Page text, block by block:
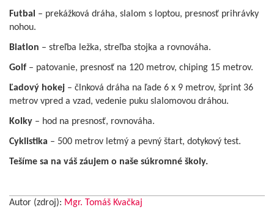
Futbal – prekážková dráha, slalom s loptou, presnosť prihrávky
nohou.
Biatlon – streľba ležka, streľba stojka a rovnováha.
Golf – patovanie, presnosť na 120 metrov, chiping 15 metrov.
Ľadový hokej – člnková dráha na ľade 6 x 9 metrov, šprint 36
metrov vpred a vzad, vedenie puku slalomovou dráhou.
Kolky – hod na presnosť, rovnováha.
Cyklistika – 500 metrov letmý a pevný štart, dotykový test.
Tešíme sa na váš záujem o naše súkromné školy.
Autor (zdroj): Mgr. Tomáš Kvačkaj